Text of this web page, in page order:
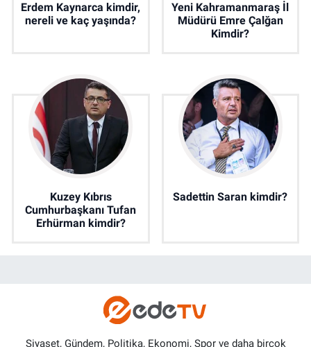
Erdem Kaynarca kimdir,
nereli ve kaç yaşında?
Yeni Kahramanmaraş İl
Müdürü Emre Çalğan
Kimdir?
Kuzey Kıbrıs
Cumhurbaşkanı Tufan
Erhürman kimdir?
Sadettin Saran kimdir?
Siyaset, Gündem, Politika, Ekonomi, Spor ve daha birçok